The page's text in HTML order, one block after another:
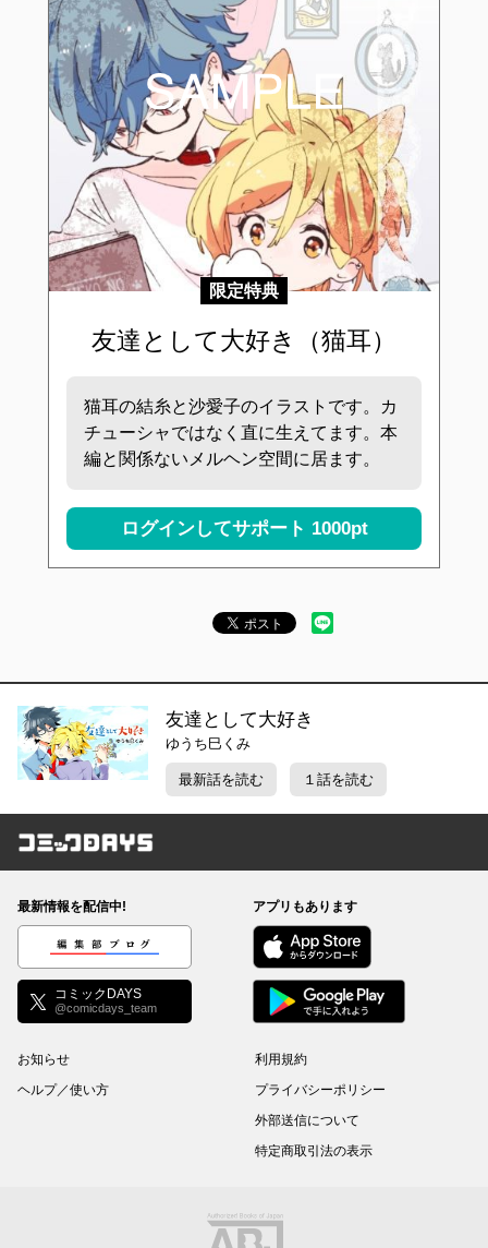
限定特典
友達として大好き（猫耳）
猫耳の結糸と沙愛子のイラストです。カ
チューシャではなく直に生えてます。本
編と関係ないメルヘン空間に居ます。
ログインしてサポート 1000pt
友達として大好き
ゆうち巳くみ
最新話を読む １話を読む
コミックDAYS
最新情報を配信中!
編集部ブログ
コミックDAYS
@comicdays_team
アプリもあります
お知らせ
ヘルプ／使い方
利用規約
プライバシーポリシー
外部送信について
特定商取引法の表示